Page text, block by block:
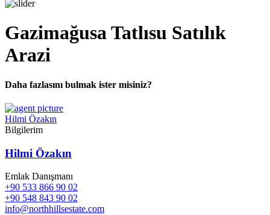
Gazimağusa Tatlısu Satılık
Arazi
Daha fazlasını bulmak ister misiniz?
Hilmi Özakın
Bilgilerim
Hilmi Özakın
Emlak Danışmanı
+90 533 866 90 02
+90 548 843 90 02
info@northhillsestate.com